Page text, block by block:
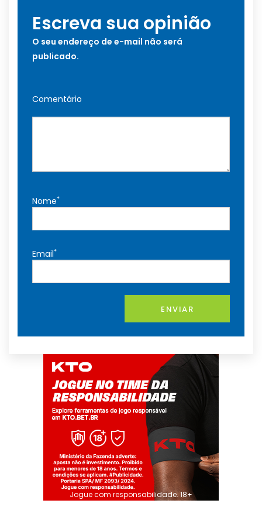
Escreva sua opinião
O seu endereço de e-mail não será
publicado.
Comentário
Nome*
Email*
ENVIAR
Jogue com responsabilidade. 18+